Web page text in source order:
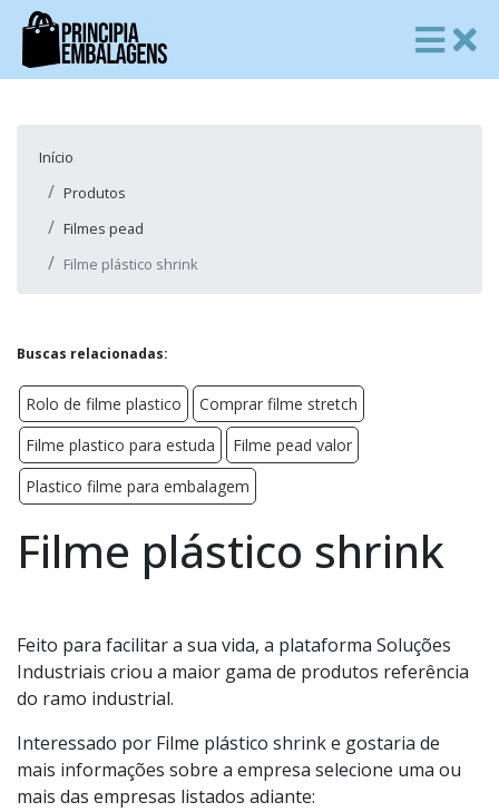
Início
Produtos
Filmes pead
Filme plástico shrink
Buscas relacionadas:
Rolo de filme plastico
Comprar filme stretch
Filme plastico para estuda
Filme pead valor
Plastico filme para embalagem
Filme plástico shrink
Feito para facilitar a sua vida, a plataforma Soluções
Industriais criou a maior gama de produtos referência
do ramo industrial.
Interessado por Filme plástico shrink e gostaria de
mais informações sobre a empresa selecione uma ou
mais das empresas listados adiante: